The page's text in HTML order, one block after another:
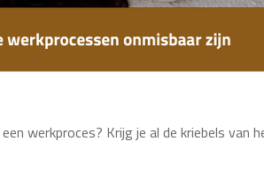
werkproces? Krijg je al de kriebels